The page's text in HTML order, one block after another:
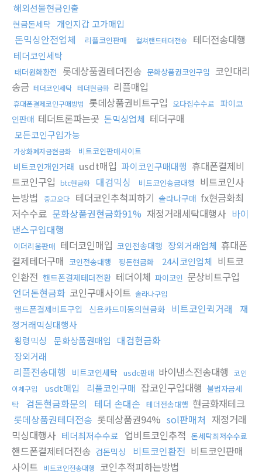
해외선물현금인출
현금돈세탁 개인지갑 고가매입
돈믹싱안전업체 리플코인판매 컬쳐랜드테더전송 테더전송대행
테더코인세탁
태더원화환전 롯데상품권테더전송 문화상품권코인구입 코인대리
송금 테더코인세탁 테더현금화 리플매입
휴대폰결제코인구매방법 롯데상품권비트구입 오다집수수료 파이코
인판매 테더트론파는곳 돈믹싱업체 테더구매
모든코인구입가능
가상화폐자금현금화 비트코인판매사이트
비트코인개인거래 usdt매입 파이코인구매대행 휴대폰결제비
트코인구입
btc현금화 대검믹싱 비트코인송금대행 비트코인사
는방법
중고오다 테더코인추척피하기 솔라나구매 fx현금화최
저수수료 문화상품권현금화91% 재정거래세탁대행사 바이
낸스구입대행
이더리움판매 테더코인매입 코인전송대행 장외거래업체 휴대폰
결제테더구매 코인전송대행 핑돈현금화 24시코인업체 비트코
인환전 핸드폰결제테더전환 테더이체 파이코인 문상비트구입
언더돈현금화 코인구매사이트 솔라나구입
핸드폰결제비트구입 신용카드미동의현금화 비트코인퀵거래
재
정거래믹싱대행사
횡령믹싱
문화상품권매입 대검현금화
장외거래
리플전송대행 비트코인세탁 usdc판매 바이낸스전송대행
코인
이체구입
usdt매입 리플코인구매 잡코인구입대행 불법자금세
탁
검돈현금화문의 테더 손대손 테더전송대행 현금화재테크
롯데상품권테더전송 롯데상품권94% sol판매처 재정거래
믹싱대행사 테더최저수수료 업비트코인추적 돈세탁최저수수료
핸드폰결제테더전송 검돈믹싱 비트코인환전 비트코인판매
사이트 비트코인전송대행 코인추적피하는방법